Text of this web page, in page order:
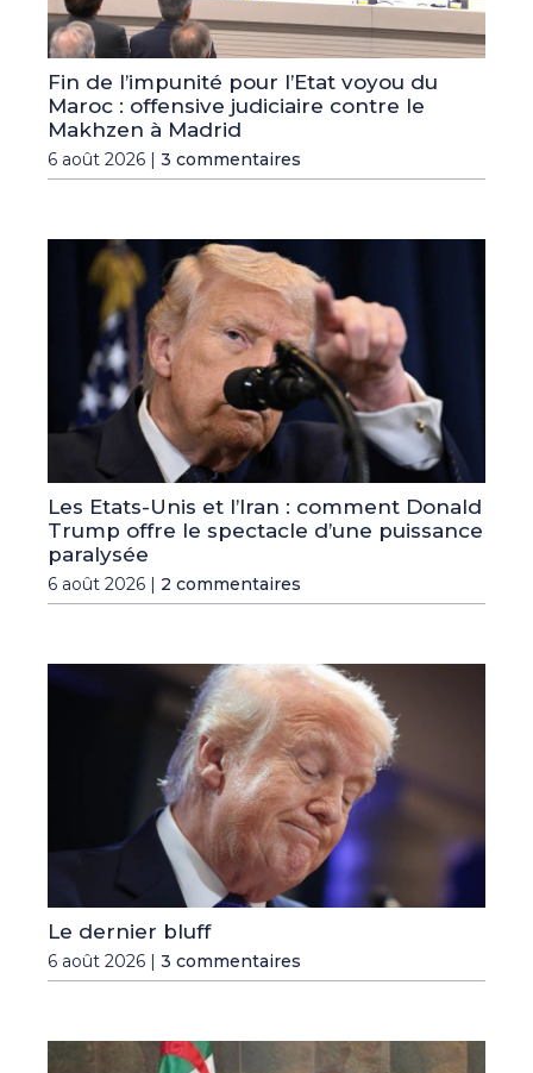
Fin de l’impunité pour l’Etat voyou du
Maroc : offensive judiciaire contre le
Makhzen à Madrid
6 août 2026 | 3 commentaires
Les Etats-Unis et l’Iran : comment Donald
Trump offre le spectacle d’une puissance
paralysée
6 août 2026 | 2 commentaires
Le dernier bluff
6 août 2026 | 3 commentaires